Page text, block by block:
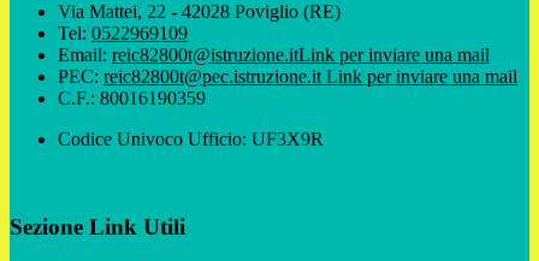
Via Mattei, 22 - 42028 Poviglio (RE)
Tel: 0522969109
Email: reic82800t@istruzione.itLink per inviare una mail
PEC: reic82800t@pec.istruzione.it Link per inviare una mail
C.F.: 80016190359
Codice Univoco Ufficio: UF3X9R
Sezione Link Utili